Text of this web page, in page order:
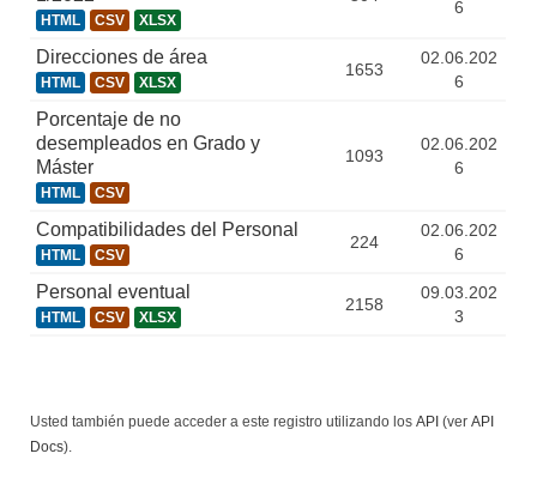
HTML CSV XLSX
6
Direcciones de área
HTML CSV XLSX
1653
02.06.202
6
Porcentaje de no
desempleados en Grado y
Máster
HTML CSV
1093
02.06.202
6
Compatibilidades del Personal
HTML CSV
224
02.06.202
6
Personal eventual
HTML CSV XLSX
2158
09.03.202
3
Usted también puede acceder a este registro utilizando los API (ver API
Docs).